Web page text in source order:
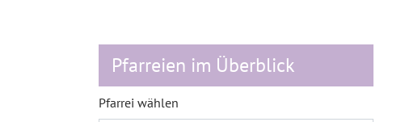
Pfarreien im Überblick
Pfarrei wählen